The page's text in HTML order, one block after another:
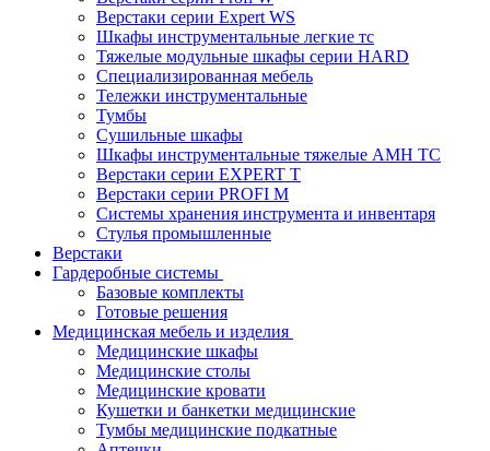
Верстаки серии Expert WS
Шкафы инструментальные легкие тс
Тяжелые модульные шкафы серии HARD
Cпециализированная мебель
Тележки инструментальные
Тумбы
Cушильные шкафы
Шкафы инструментальные тяжелые AMH TC
Верстаки серии EXPERT T
Верстаки серии PROFI M
Системы хранения инструмента и инвентаря
Стулья промышленные
Верстаки
Гардеробные системы
Базовые комплекты
Готовые решения
Медицинская мебель и изделия
Медицинские шкафы
Медицинские столы
Медицинские кровати
Кушетки и банкетки медицинские
Тумбы медицинские подкатные